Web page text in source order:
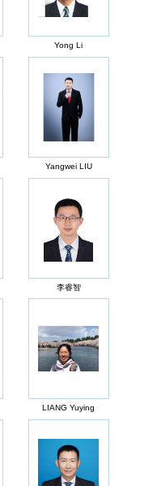
Yong Li
Yangwei LIU
李睿智
LIANG Yuying